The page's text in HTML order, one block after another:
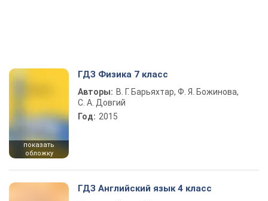
показать
обложку
ГДЗ Физика 7 класс
Авторы: В. Г. Барьяхтар, Ф. Я. Божинова,
С. А. Довгий
Год: 2015
ГДЗ Английский язык 4 класс